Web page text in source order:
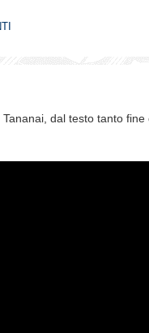
dal testo tanto